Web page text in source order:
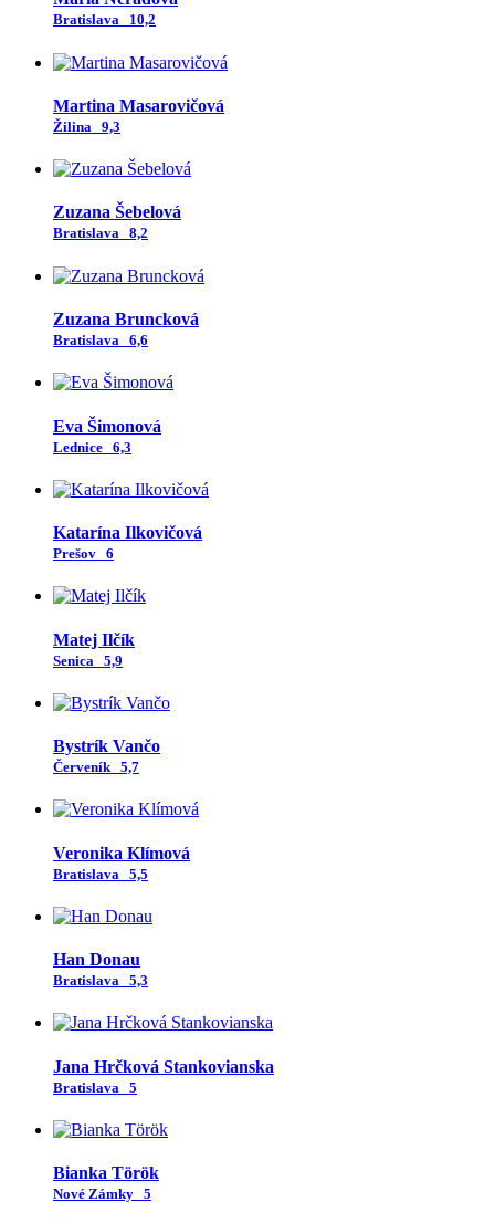
Bratislava 10,2
Martina Masarovičová
Žilina 9,3
Zuzana Šebelová
Bratislava 8,2
Zuzana Bruncková
Bratislava 6,6
Eva Šimonová
Lednice 6,3
Katarína Ilkovičová
Prešov 6
Matej Ilčík
Senica 5,9
Bystrík Vančo
Červeník 5,7
Veronika Klímová
Bratislava 5,5
Han Donau
Bratislava 5,3
Jana Hrčková Stankovianska
Bratislava 5
Bianka Török
Nové Zámky 5